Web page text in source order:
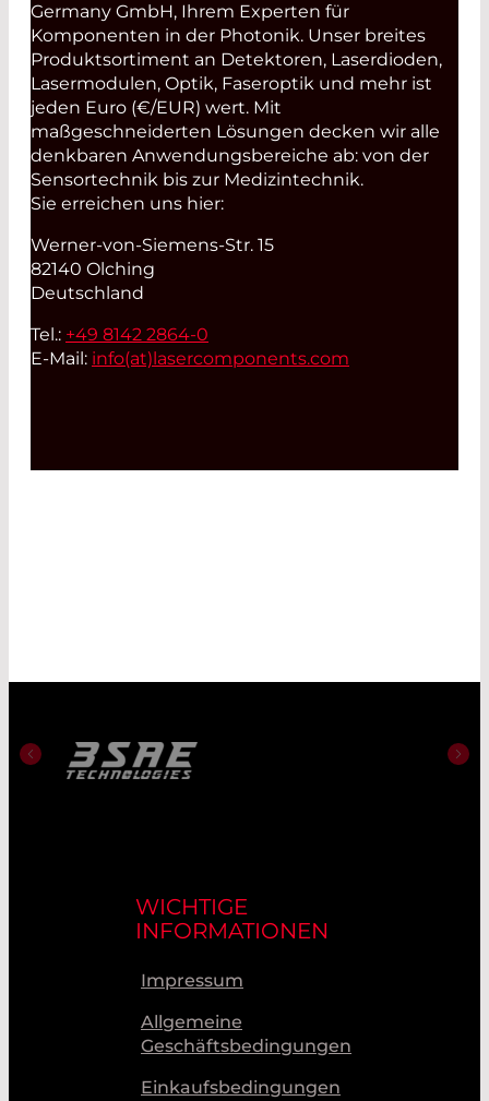
Germany GmbH, Ihrem Experten für
Komponenten in der Photonik. Unser breites
Produktsortiment an Detektoren, Laserdioden,
Lasermodulen, Optik, Faseroptik und mehr ist
jeden Euro (€/EUR) wert. Mit
maßgeschneiderten Lösungen decken wir alle
denkbaren Anwendungsbereiche ab: von der
Sensortechnik bis zur Medizintechnik.
Sie erreichen uns hier:
Werner-von-Siemens-Str. 15
82140 Olching
Deutschland
Tel.: +49 8142 2864-0
E-Mail: info(at) lasercomponents.com
WICHTIGE
INFORMATIONEN
Impressum
Allgemeine
Geschäftsbedingungen
Einkaufsbedingungen